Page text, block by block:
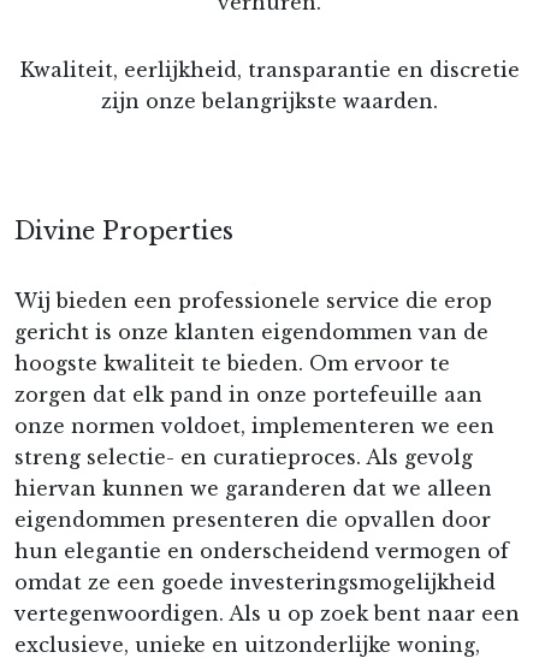
Kwaliteit, eerlijkheid, transparantie en discretie
zijn onze belangrijkste waarden.
Divine Properties
Wij bieden een professionele service die erop
gericht is onze klanten eigendommen van de
hoogste kwaliteit te bieden. Om ervoor te
zorgen dat elk pand in onze portefeuille aan
onze normen voldoet, implementeren we een
streng selectie- en curatieproces. Als gevolg
hiervan kunnen we garanderen dat we alleen
eigendommen presenteren die opvallen door
hun elegantie en onderscheidend vermogen of
omdat ze een goede investeringsmogelijkheid
vertegenwoordigen. Als u op zoek bent naar een
exclusieve, unieke en uitzonderlijke woning,